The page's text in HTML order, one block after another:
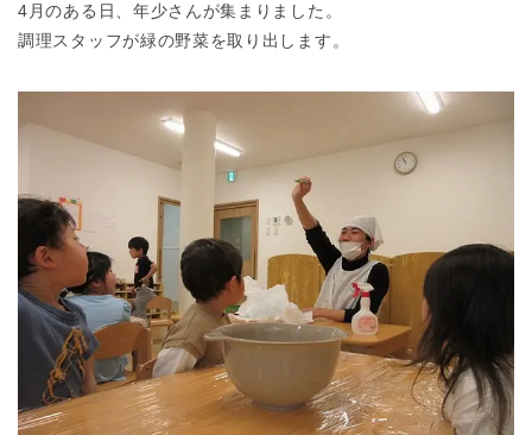
4月のある日、年少さんが集まりました。
調理スタッフが緑の野菜を取り出します。